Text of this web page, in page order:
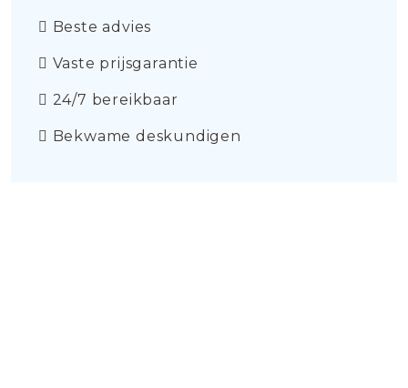
Beste advies
Vaste prijsgarantie
24/7 bereikbaar
Bekwame deskundigen